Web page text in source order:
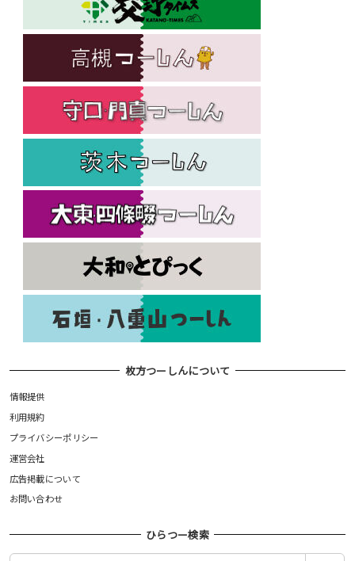
枚方つーしんについて
情報提供
利用規約
プライバシーポリシー
運営会社
広告掲載について
お問い合わせ
ひらつー検索